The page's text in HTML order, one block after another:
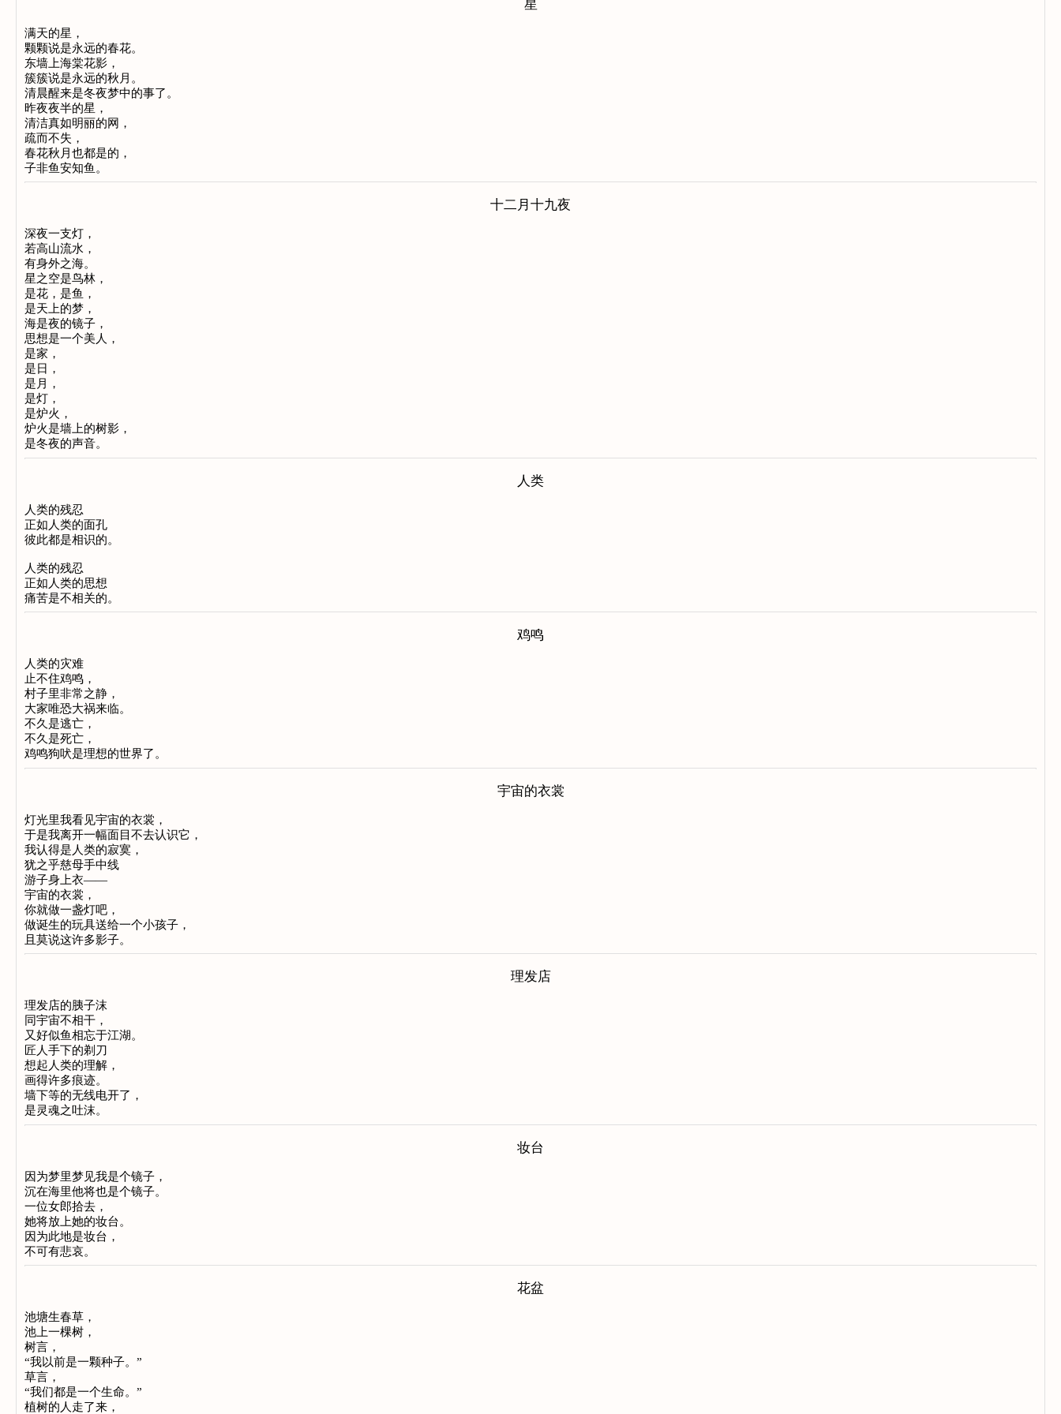
星
满天的星，
颗颗说是永远的春花。
东墙上海棠花影，
簇簇说是永远的秋月。
清晨醒来是冬夜梦中的事了。
昨夜夜半的星，
清洁真如明丽的网，
疏而不失，
春花秋月也都是的，
子非鱼安知鱼。
十二月十九夜
深夜一支灯，
若高山流水，
有身外之海。
星之空是鸟林，
是花，是鱼，
是天上的梦，
海是夜的镜子，
思想是一个美人，
是家，
是日，
是月，
是灯，
是炉火，
炉火是墙上的树影，
是冬夜的声音。
人类
人类的残忍
正如人类的面孔
彼此都是相识的。
人类的残忍
正如人类的思想
痛苦是不相关的。
鸡鸣
人类的灾难
止不住鸡鸣，
村子里非常之静，
大家唯恐大祸来临。
不久是逃亡，
不久是死亡，
鸡鸣狗吠是理想的世界了。
宇宙的衣裳
灯光里我看见宇宙的衣裳，
于是我离开一幅面目不去认识它，
我认得是人类的寂寞，
犹之乎慈母手中线
游子身上衣——
宇宙的衣裳，
你就做一盏灯吧，
做诞生的玩具送给一个小孩子，
且莫说这许多影子。
理发店
理发店的胰子沫
同宇宙不相干，
又好似鱼相忘于江湖。
匠人手下的剃刀
想起人类的理解，
画得许多痕迹。
墙下等的无线电开了，
是灵魂之吐沫。
妆台
因为梦里梦见我是个镜子，
沉在海里他将也是个镜子。
一位女郎拾去，
她将放上她的妆台。
因为此地是妆台，
不可有悲哀。
花盆
池塘生春草，
池上一棵树，
树言，
“我以前是一颗种子。”
草言，
“我们都是一个生命。”
植树的人走了来，